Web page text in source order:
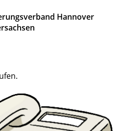
Hannover